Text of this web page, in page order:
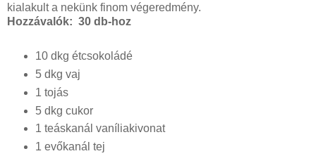
kialakult a nekünk finom végeredmény.
Hozzávalók: 30 db-hoz
10 dkg étcsokoládé
5 dkg vaj
1 tojás
5 dkg cukor
1 teáskanál vaníliakivonat
1 evőkanál tej